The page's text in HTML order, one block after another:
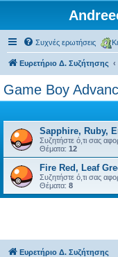
Συχνές ερωτήσεις
Ευρετήριο Δ. Συζήτησης
Game Boy
Sapphire, Ruby,
Συζητήστε ό,τι σας
Θέματα: 12
Fire Red, Leaf
Συζητήστε ό,τι σας
Θέματα: 8
Ευρετήριο Δ. Συζήτησης